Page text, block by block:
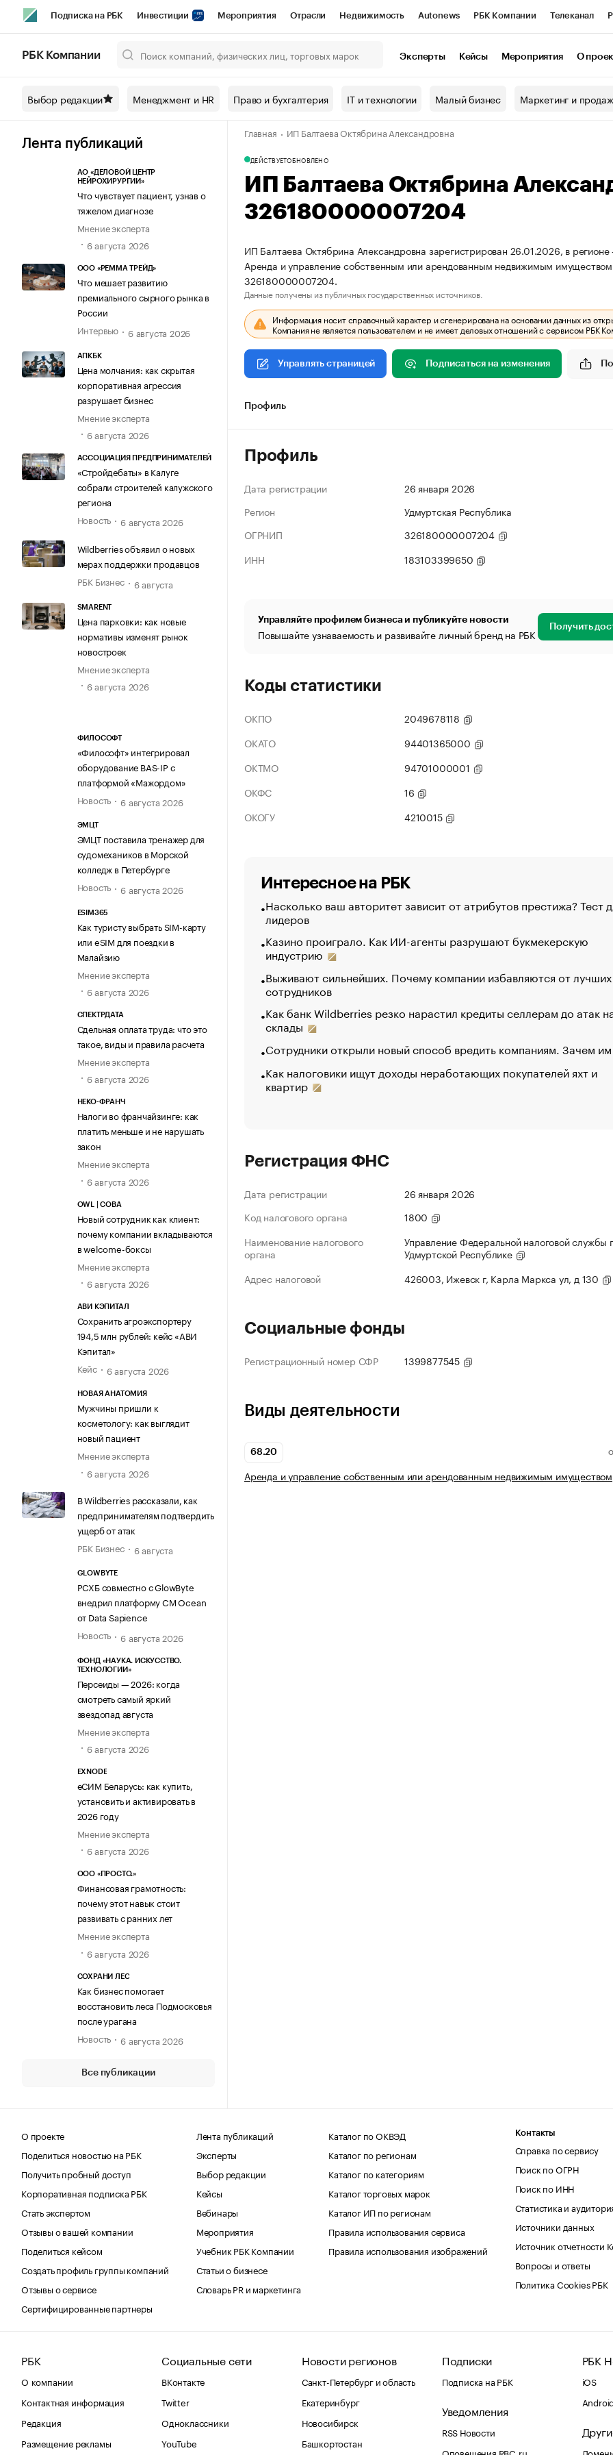
Подписка на РБК Инвестиции Мероприятия Отрасли Недвижимость Autonews РБК Компании Телеканал
Спецпроекты СПб Конференции СПб Спецпроекты Проверка контрагентов
Технологии и медиа Рынок наличной валюты
РБК Компании Эксперты Кейсы Мероприятия О
Выбор редакции Менеджмент и HR Право и бухгалтерия IT и технологии Малый бизнес Маркетинг и
Лента публикаций
АО «ДЕЛОВОЙ ЦЕНТР
НЕЙРОХИРУРГИИ»
Что чувствует пациент, узнав о
тяжелом диагнозе
Мнение эксперта
6 августа 2026
ООО «РЕММА ТРЕЙД»
Что мешает развитию
премиального сырного рынка в
России
Интервью
6 августа 2026
АПКБК
Цена молчания: как скрытая
корпоративная агрессия
разрушает бизнес
Мнение эксперта
6 августа 2026
АССОЦИАЦИЯ ПРЕДПРИНИМАТЕЛЕЙ
«Стройдебаты» в Калуге
собрали строителей калужского
региона
Новость
6 августа 2026
Wildberries объявил о новых
мерах поддержки продавцов
РБК Бизнес
6 августа
SMARENT
Цена парковки: как новые
нормативы изменят рынок
новостроек
Мнение эксперта
6 августа 2026
ФИЛОСОФТ
«Философт» интегрировал
оборудование BAS-IP с
платформой «Мажордом»
Новость
6 августа 2026
ЭМЦТ
ЭМЦТ поставила тренажер для
судомехаников в Морской
колледж в Петербурге
Новость
6 августа 2026
ESIM365
Как туристу выбрать SIM-карту
или eSIM для поездки в
Малайзию
Мнение эксперта
6 августа 2026
СПЕКТРДАТА
Сдельная оплата труда: что это
такое, виды и правила расчета
Мнение эксперта
6 августа 2026
НЕКО-ФРАНЧ
Налоги во франчайзинге: как
платить меньше и не нарушать
закон
Мнение эксперта
6 августа 2026
OWL | СОВА
Новый сотрудник как клиент:
почему компании вкладываются
в welcome-боксы
Мнение эксперта
6 августа 2026
АВИ КЭПИТАЛ
Сохранить агроэкспортеру
194,5 млн рублей: кейс «АВИ
Кэпитал»
Кейс
6 августа 2026
НОВАЯ АНАТОМИЯ
Мужчины пришли к
косметологу: как выглядит
новый пациент
Мнение эксперта
6 августа 2026
В Wildberries рассказали, как
предпринимателям подтвердить
ущерб от атак
РБК Бизнес
6 августа
GLOWBYTE
РСХБ совместно с GlowByte
внедрил платформу CM Ocean
от Data Sapience
Новость
6 августа 2026
ФОНД «НАУКА. ИСКУССТВО.
ТЕХНОЛОГИИ»
Персеиды — 2026: когда
смотреть самый яркий
звездопад августа
Мнение эксперта
6 августа 2026
EXNODE
еСИМ Беларусь: как купить,
установить и активировать в
2026 году
Мнение эксперта
6 августа 2026
ООО «ПРОСТО.»
Финансовая грамотность:
почему этот навык стоит
развивать с ранних лет
Мнение эксперта
6 августа 2026
СОХРАНИ ЛЕС
Как бизнес помогает
восстановить леса Подмосковья
после урагана
Новость
6 августа 2026
Все публикации
Главная ИП Балтаева Октябрина Александровна
ДЕЙСТВУЕТОБНОВЛЕНО
ИП Балтаева Октябрина
326180000007204
ИП Балтаева Октябрина Александровна зарегистрирован 26.01.2026, в
Аренда и управление собственным или арендованным недвижимым
326180000007204.
Данные получены из публичных государственных источников.
Информация носит справочный характер и сгенерирована на основании данных из
Компания не является пользователем и не имеет деловых отношений с сервисом РБК
Управлять страницей Подписаться на изменения
Профиль
Профиль
Дата регистрации
26 января 2026
Регион
Удмуртская Республика
ОГРНИП
326180000007204
ИНН
183103399650
Управляйте профилем бизнеса и публикуйте новости
Повышайте узнаваемость и развивайте личный бренд на РБК Получить
Коды статистики
ОКПО
2049678118
ОКАТО
94401365000
ОКТМО
94701000001
ОКФС
16
ОКОГУ
4210015
Интересное на РБК
Насколько ваш авторитет зависит от атрибутов престижа? Тест
лидеров
Казино проиграло. Как ИИ-агенты разрушают букмекерскую
индустрию
Выживают сильнейших. Почему компании избавляются от лучших
сотрудников
Как банк Wildberries резко нарастил кредиты селлерам до атак
склады
Сотрудники открыли новый способ вредить компаниям. Зачем
Как налоговики ищут доходы неработающих покупателей яхт и
квартир
Регистрация ФНС
Дата регистрации
26 января 2026
Код налогового органа
1800
Наименование налогового
органа
Управление Федеральной налоговой службы
Удмуртской Республике
Адрес налоговой
426003, Ижевск г, Карла Маркса ул, д 130
Социальные фонды
Регистрационный номер СФР 1399877545
Виды деятельности
68.20
Аренда и управление собственным или арендованным недвижимым имуществом
О проекте
Поделиться новостью на РБК
Получить пробный доступ
Корпоративная подписка РБК
Стать экспертом
Отзывы о вашей компании
Поделиться кейсом
Создать профиль группы компаний
Отзывы о сервисе
Сертифицированные партнеры
Лента публикаций
Эксперты
Выбор редакции
Кейсы
Вебинары
Мероприятия
Учебник РБК Компании
Статьи о бизнесе
Словарь PR и маркетинга
Каталог по ОКВЭД
Каталог по регионам
Каталог по категориям
Каталог торговых марок
Каталог ИП по регионам
Правила использования сервиса
Правила использования изображений
Контакты
Справка по сервису
Поиск по ОГРН
Поиск по ИНН
Статистика и
Источники данных
Источник отчетности
Вопросы и ответы
Политика Cookies РБК
РБК
О компании
Контактная информация
Редакция
Размещение рекламы
Социальные сети
ВКонтакте
Twitter
Одноклассники
YouTube
Новости регионов
Санкт-Петербург и область
Екатеринбург
Новосибирск
Башкортостан
Подписки
Подписка на РБК
Уведомления
RSS Новости
Оповещения RBC.ru
РБК
iOS